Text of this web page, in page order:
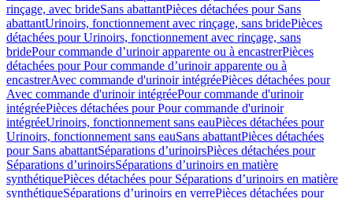
rinçage, avec brideSans abattantPièces détachées pour Sans
abattantUrinoirs, fonctionnement avec rinçage, sans bridePièces
détachées pour Urinoirs, fonctionnement avec rinçage, sans
bridePour commande d’urinoir apparente ou à encastrerPièces
détachées pour Pour commande d’urinoir apparente ou à
encastrerAvec commande d'urinoir intégréePièces détachées pour
Avec commande d'urinoir intégréePour commande d'urinoir
intégréePièces détachées pour Pour commande d'urinoir
intégréeUrinoirs, fonctionnement sans eauPièces détachées pour
Urinoirs, fonctionnement sans eauSans abattantPièces détachées
pour Sans abattantSéparations d’urinoirsPièces détachées pour
Séparations d’urinoirsSéparations d’urinoirs en matière
synthétiquePièces détachées pour Séparations d’urinoirs en matière
synthétiqueSéparations d’urinoirs en verrePièces détachées pour